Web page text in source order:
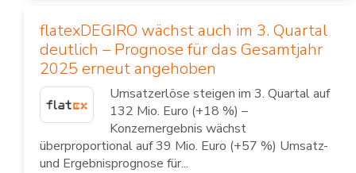
flatexDEGIRO wächst auch im 3. Quartal
deutlich – Prognose für das Gesamtjahr
2025 erneut angehoben
Umsatzerlöse steigen im 3. Quartal auf
132 Mio. Euro (+18 %) –
Konzernergebnis wächst
überproportional auf 39 Mio. Euro (+57 %) Umsatz-
und Ergebnisprognose für...